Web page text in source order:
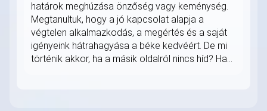
határok meghúzása önzőség vagy keménység.
Megtanultuk, hogy a jó kapcsolat alapja a
végtelen alkalmazkodás, a megértés és a saját
igényeink hátrahagyása a béke kedvéért. De mi
történik akkor, ha a másik oldalról nincs híd? Ha...